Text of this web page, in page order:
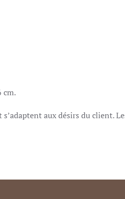
cm.
aux désirs du client.